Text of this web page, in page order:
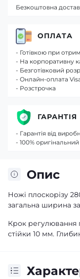
Опис
Ножі плоскорізу
загальна ширина
Крок
стійки 10 мм.
Безкоштовна
ОПЛАТА
- Готівкою при
- На корпоративну
- Безготівковий
- Онлайн-оплата
- Розстрочка
ГАРАНТІЯ
- Гарантія від
- 100%